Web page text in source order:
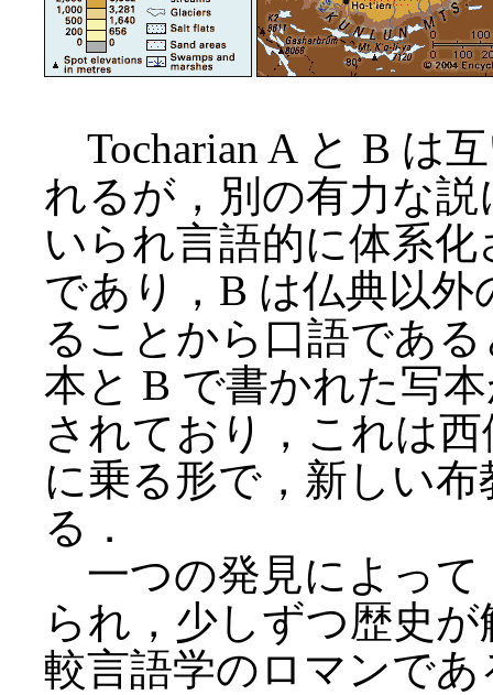
Tocharian A と B は
れるが，別の有力な
いられ言語的に体系
であり，B は仏典以
ることから口語であ
本と B で書かれた写
されており，これは
に乗る形で，新しい
る．
一つの発見によって
られ，少しずつ歴史
較言語学のロマンであ